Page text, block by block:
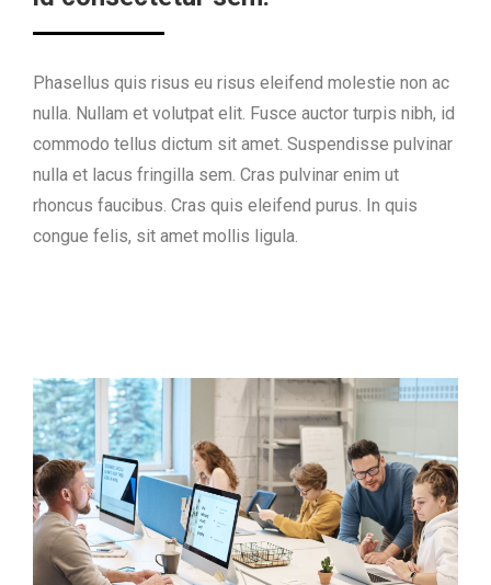
Phasellus quis risus eu risus eleifend molestie non ac
nulla. Nullam et volutpat elit. Fusce auctor turpis nibh, id
commodo tellus dictum sit amet. Suspendisse pulvinar
nulla et lacus fringilla sem. Cras pulvinar enim ut
rhoncus faucibus. Cras quis eleifend purus. In quis
congue felis, sit amet mollis ligula.